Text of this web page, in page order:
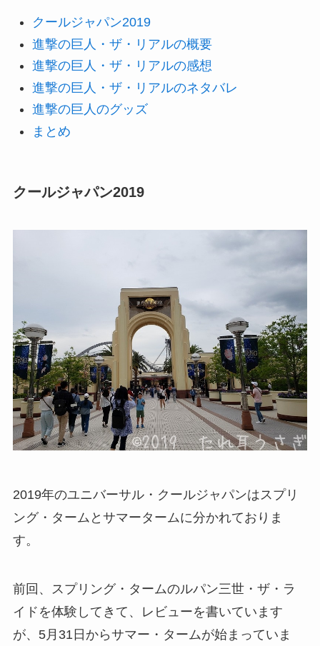
クールジャパン2019
進撃の巨人・ザ・リアルの概要
進撃の巨人・ザ・リアルの感想
進撃の巨人・ザ・リアルのネタバレ
進撃の巨人のグッズ
まとめ
クールジャパン2019
2019年のユニバーサル・クールジャパンはスプリ
ング・タームとサマータームに分かれておりま
す。
前回、スプリング・タームのルパン三世・ザ・ラ
イドを体験してきて、レビューを書いています
が、5月31日からサマー・タームが始まっていま